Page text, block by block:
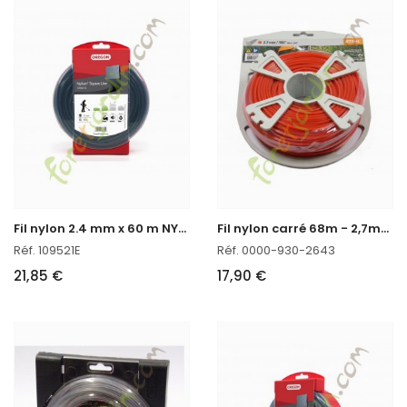
F
il nylon 2.4 mm x 60 m NYLIUM oregon réf : 109521E
Réf. 109521E
21,85 €
F
il nylon carré 68m - 2,7mm Stihl réf. 0000-930-2643
Réf. 0000-930-2643
17,90 €